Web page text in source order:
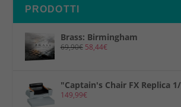
PRODOTTI
Brass: Birmingham
69,90€ 58,44€
"Captain's Chair FX Replica
149,99€